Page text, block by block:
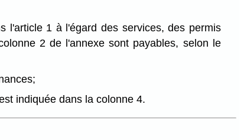
l'article 1 à l'égard des services, des permis
2 de l'annexe sont payables, selon le
indiquée dans la colonne 4.